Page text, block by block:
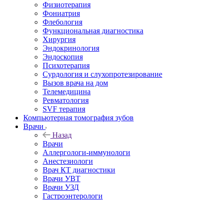
Физиотерапия
Фониатрия
Флебология
Функциональная диагностика
Хирургия
Эндокринология
Эндоскопия
Психотерапия
Сурдология и слухопротезирование
Вызов врача на дом
Телемедицина
Ревматология
SVF терапия
Компьютерная томография зубов
Врачи
Назад
Врачи
Аллергологи-иммунологи
Анестезиологи
Врач КТ диагностики
Врачи УВТ
Врачи УЗД
Гастроэнтерологи